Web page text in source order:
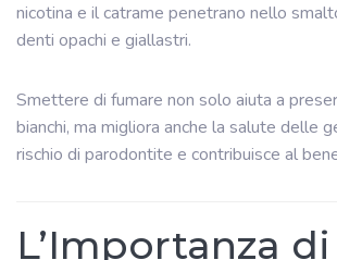
nicotina e il catrame penetrano nello
denti opachi e giallastri.
Smettere di fumare non solo aiuta a
bianchi, ma migliora anche la salute delle
rischio di parodontite e contribuisce al
L’Importanza di